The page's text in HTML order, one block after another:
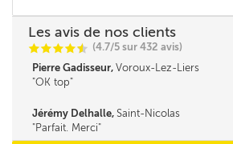
Les avis de nos clients
CCCCi
@ (4.7/5 sur 432 avis)
Pierre Gadisseur, Voroux-Lez-Liers
OK top
Jérémy Delhalle, Saint-Nicolas
Parfait. Merci